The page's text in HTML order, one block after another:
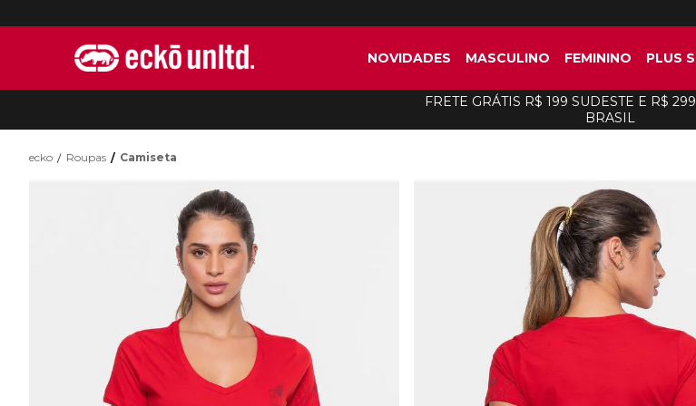
NOVIDADES MASCULINO FEMININO PLUS
FRETE GRÁTIS R$ 199 SUDESTE E R$
BRASIL
ecko Roupas Camiseta